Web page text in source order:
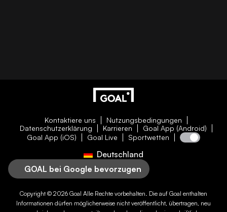
Kontaktiere uns
Nutzungsbedingungen
Datenschutzerklärung
Karrieren
Goal App (Android)
Goal App (iOS)
Goal Live Sportwetten
Deutschland
GOAL bei Google bevorzugen
Copyright © 2026 Goal Alle Rechte vorbehalten. Die auf Goal enthalten
Informationen dürfen möglicherweise nicht veröffentlicht, übertragen, neu